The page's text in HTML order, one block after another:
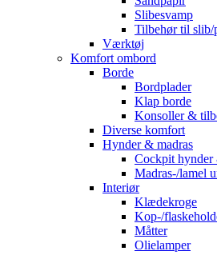
Slibesvamp
Tilbehør til slib/
Værktøj
Komfort ombord
Borde
Bordplader
Klap borde
Konsoller &
Diverse komfort
Hynder & madras
Cockpit
Madras-/lamel
Interiør
Klædekroge
Kop-/
Måtter
Olielamper